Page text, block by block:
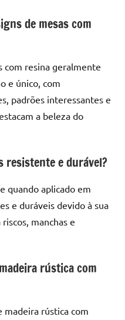
de mesas com
com resina geralmente
e único, com
padrões interessantes e
a beleza do
resistente e durável?
quando aplicado em
e duráveis devido à sua
manchas e
rústica com
madeira rústica com